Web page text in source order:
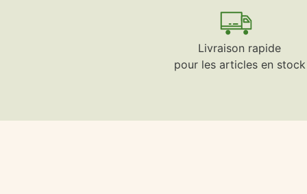
Livraison rapide
pour les articles en stock